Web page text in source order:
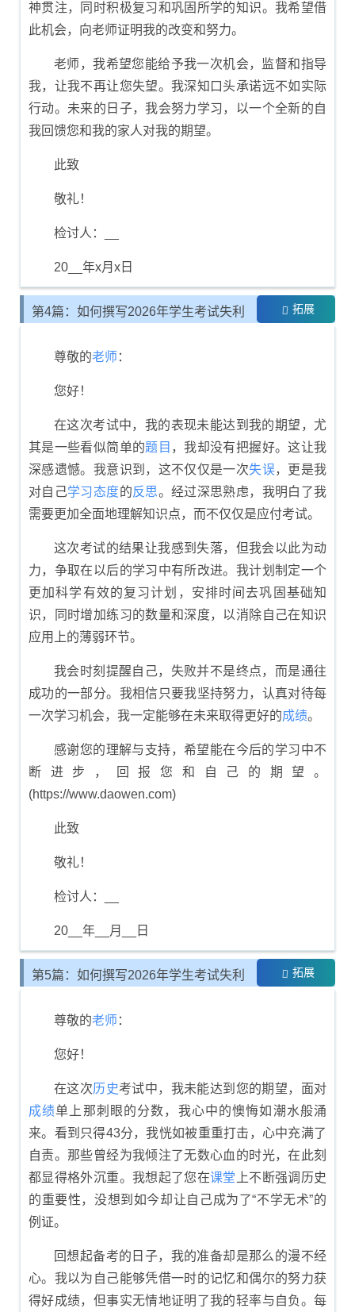
神贯注，同时积极复习和巩固所学的知识。我希望借
此机会，向老师证明我的改变和努力。
老师，我希望您能给予我一次机会，监督和指导
我，让我不再让您失望。我深知口头承诺远不如实际
行动。未来的日子，我会努力学习，以一个全新的自
我回馈您和我的家人对我的期望。
此致
敬礼！
检讨人：__
20__年x月x日
第4篇：如何撰写2026年学生考试失利 拓展
尊敬的老师 ：
您好！
在这次考试中，我的表现未能达到我的期望，尤
其是一些看似简单的题目 ，我却没有把握好。这让我
深感遗憾。我意识到，这不仅仅是一次失误，更是我
对自己学习态度的反思。经过深思熟虑，我明白了我
需要更加全面地理解知识点，而不仅仅是应付考试。
这次考试的结果让我感到失落，但我会以此为动
力，争取在以后的学习中有所改进。我计划制定一个
更加科学有效的复习计划，安排时间去巩固基础知
识，同时增加练习的数量和深度，以消除自己在知识
应用上的薄弱环节。
我会时刻提醒自己，失败并不是终点，而是通往
成功的一部分。我相信只要我坚持努力，认真对待每
一次学习机会，我一定能够在未来取得更好的成绩。
感谢您的理解与支持，希望能在今后的学习中不
断进步，回报您和自己的期望。
(https://www.daowen.com)
此致
敬礼！
检讨人：__
20__年__月__日
第5篇：如何撰写2026年学生考试失利 拓展
尊敬的老师 ：
您好！
在这次历史考试中，我未能达到您的期望，面对
成绩单上那刺眼的分数，我心中的懊悔如潮水般涌
来。看到只得43分，我恍如被重重打击，心中充满了
自责。那些曾经为我倾注了无数心血的时光，在此刻
都显得格外沉重。我想起了您在课堂 上不断强调历史
的重要性，没想到如今却让自己成为了“不学无术”的
例证。
回想起备考的日子，我的准备却是那么的漫不经
心。我以为自己能够凭借一时的记忆和偶尔的努力获
得好成绩，但事实无情地证明了我的轻率与自负。每